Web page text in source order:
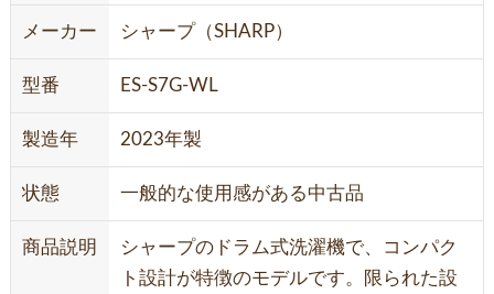
メーカー シャープ（SHARP）
型番 ES-S7G-WL
製造年 2023年製
状態 一般的な使用感がある中古品
商品説明
シャープのドラム式洗濯機で、コンパク
ト設計が特徴のモデルです。限られた設